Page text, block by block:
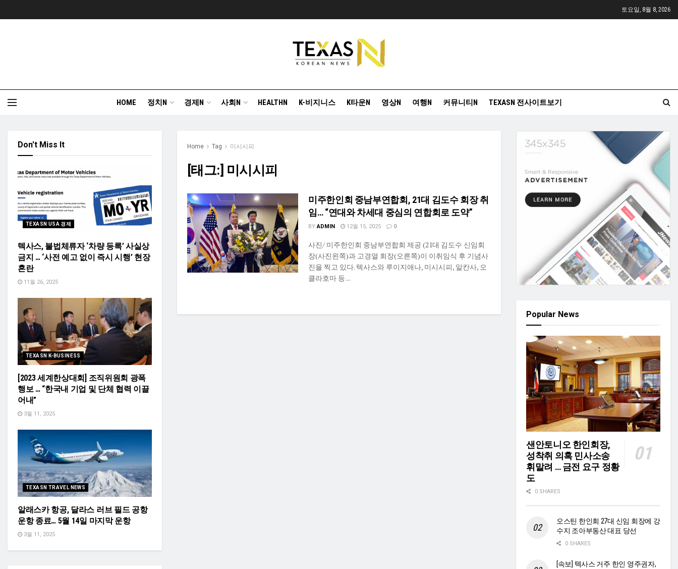
토요일, 8월 8, 2026
HOME 정치N 경제N 사회N HEALTHN K-비지니스 K타운N 영상N 여행N 커뮤니티N TEXASN 전사이트보기
Home Tag 미시시피
[태그:] 미시시피
미주한인회 중남부연합회, 21대 김도수 회장 취
임… “연대와 차세대 중심의 연합회로 도약”
BY ADMIN 12월 15, 2025 0
사진/ 미주한인회 중남부연합회 제공 (21대 김도수 신임회
장(사진왼쪽)과 고경열 회장(오른쪽)이 이취임식 후 기념사
진을 찍고 있다. 텍사스와 루이지애나, 미시시피, 알칸사, 오
클라호마 등 ...
Don't Miss It
TEXASN USA 경제
텍사스, 불법체류자 ‘차량 등록’ 사실상
금지 … ‘사전 예고 없이 즉시 시행’ 현장
혼란
11월 26, 2025
TEXASN K-BUSINESS
[2023 세계한상대회] 조직위원회 광폭
행보 … “한국내 기업 및 단체 협력 이끌
어내”
3월 11, 2025
TEXASN TRAVEL NEWS
알래스카 항공, 달라스 러브 필드 공항
운항 종료… 5월 14일 마지막 운항
3월 11, 2025
Popular News
샌안토니오 한인회장,
성착취 의혹 민사소송
휘말려 … 금전 요구 정황
도
0 SHARES
오스틴 한인회 27대 신임 회장에 강
수지 조아부동산 대표 당선
0 SHARES
[속보] 텍사스 거주 한인 영주권자,